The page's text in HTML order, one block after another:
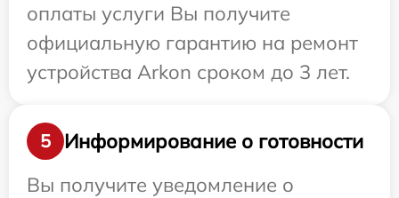
оплаты услуги Вы получите
официальную гарантию на ремонт
устройства Arkon сроком до 3 лет.
5
Информирование о готовности
Вы получите уведомление о